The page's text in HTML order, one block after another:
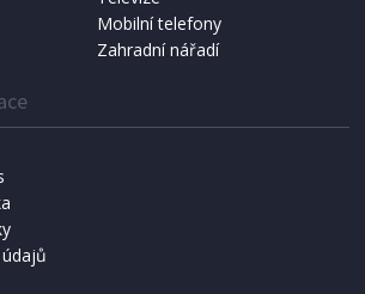
Mobilní telefony
Zahradní nářadí